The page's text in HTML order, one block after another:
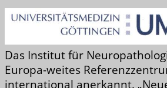
Das Institut für
Europa-weites
international anerkannt.